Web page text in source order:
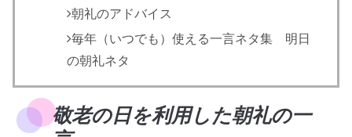
朝礼のアドバイス
毎年（いつでも）使える一言ネタ集 明日
の朝礼ネタ
敬老の日を利用した朝礼の一